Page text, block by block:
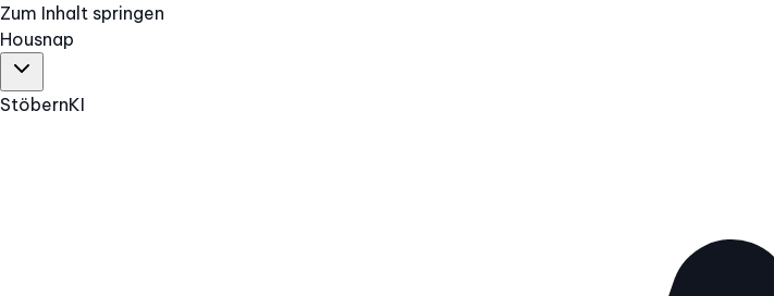
Zum Inhalt springen
Housnap
StöbernKI